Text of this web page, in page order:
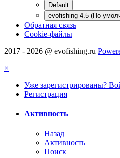
Default
evofishing 4.5 (По
Обратная связь
Cookie-файлы
2017 - 2026 @ evofishing.ru
×
Уже зарегистрированы?
Регистрация
Активность
Назад
Активность
Поиск